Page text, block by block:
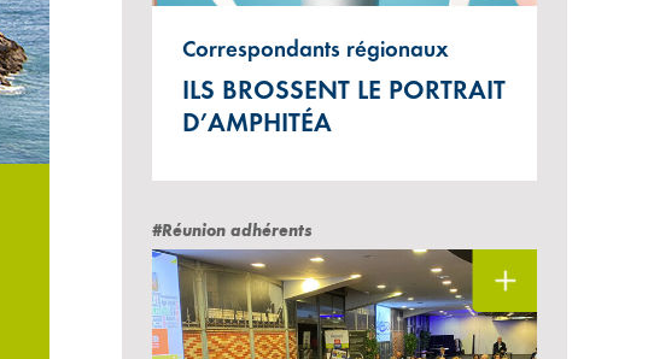
Correspondants régionaux
ILS BROSSENT LE PORTRAIT
D’AMPHITÉA
#Réunion adhérents